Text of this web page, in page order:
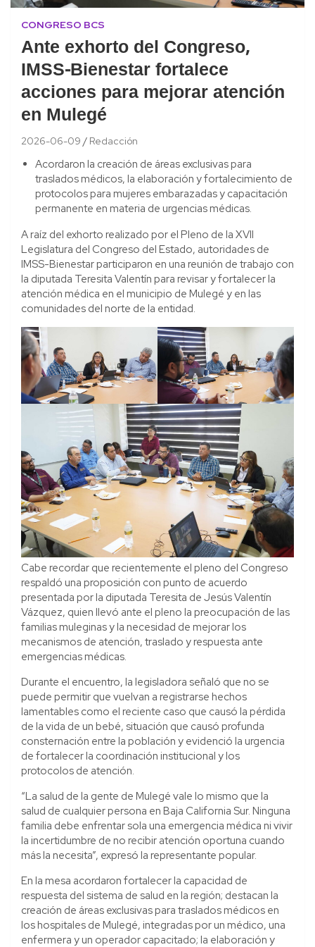
CONGRESO BCS
Ante exhorto del Congreso,
IMSS-Bienestar fortalece
acciones para mejorar atención
en Mulegé
2026-06-09 Redacción
Acordaron la creación de áreas exclusivas para
traslados médicos, la elaboración y fortalecimiento de
protocolos para mujeres embarazadas y capacitación
permanente en materia de urgencias médicas.
A raíz del exhorto realizado por el Pleno de la XVII
Legislatura del Congreso del Estado, autoridades de
IMSS-Bienestar participaron en una reunión de trabajo con
la diputada Teresita Valentín para revisar y fortalecer la
atención médica en el municipio de Mulegé y en las
comunidades del norte de la entidad.
Cabe recordar que recientemente el pleno del Congreso
respaldó una proposición con punto de acuerdo
presentada por la diputada Teresita de Jesús Valentín
Vázquez, quien llevó ante el pleno la preocupación de las
familias muleginas y la necesidad de mejorar los
mecanismos de atención, traslado y respuesta ante
emergencias médicas.
Durante el encuentro, la legisladora señaló que no se
puede permitir que vuelvan a registrarse hechos
lamentables como el reciente caso que causó la pérdida
de la vida de un bebé, situación que causó profunda
consternación entre la población y evidenció la urgencia
de fortalecer la coordinación institucional y los
protocolos de atención.
“La salud de la gente de Mulegé vale lo mismo que la
salud de cualquier persona en Baja California Sur. Ninguna
familia debe enfrentar sola una emergencia médica ni vivir
la incertidumbre de no recibir atención oportuna cuando
más la necesita”, expresó la representante popular.
En la mesa acordaron fortalecer la capacidad de
respuesta del sistema de salud en la región; destacan la
creación de áreas exclusivas para traslados médicos en
los hospitales de Mulegé, integradas por un médico, una
enfermera y un operador capacitado; la elaboración y